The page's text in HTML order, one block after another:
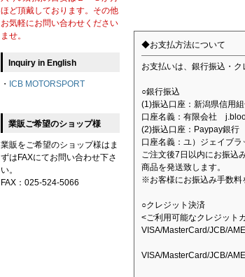
◆お支払方法について
お支払いは、銀行振込・ク
○銀行振込
(1)振込口座：新潟県信
口座名義：有限会社
(2)振込口座：Paypay銀
口座名義：ユ）ジェイブラ
ご注文後7日以内にお振込
商品を発送致します。
※お客様にお振込み手数料
○クレジット決済
<ご利用可能なクレジット
VISA/MasterCard/JCB/
VISA/MasterCard/JCB/
ほど頂戴しております。その他
お気軽にお問い合わせください
ませ。
Inquiry in English
・ ICB MOTORSPORT
業販ご希望のショップ様
業販をご希望のショップ様はま
ずはFAXにてお問い合わせ下さ
い。
FAX：025-524-5066